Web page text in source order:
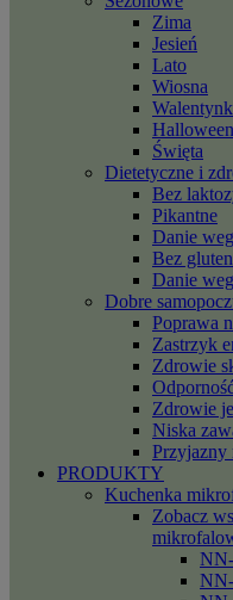
Zima
Jesień
Lato
Wiosna
Halloween
Święta
Dietetyczne i
Bez
Pikantne
Danie
Bez
Danie
Dobre
Poprawa
Zastrzyk
Zdrowie
Zdrowie
Niska
Przyjazny
PRODUKTY
Kuchenka
Zobacz